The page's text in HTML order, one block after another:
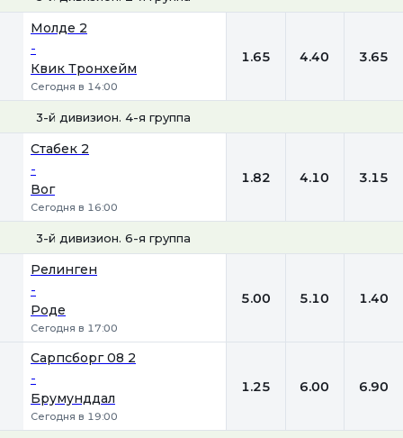
Молде 2
-
Квик Тронхейм
Сегодня в 14:00
1.65 4.40 3.65
3-й дивизион. 4-я группа
Стабек 2
-
Вог
Сегодня в 16:00
1.82 4.10 3.15
3-й дивизион. 6-я группа
Релинген
-
Роде
Сегодня в 17:00
5.00 5.10 1.40
Сарпсборг 08 2
-
Брумунддал
Сегодня в 19:00
1.25 6.00 6.90